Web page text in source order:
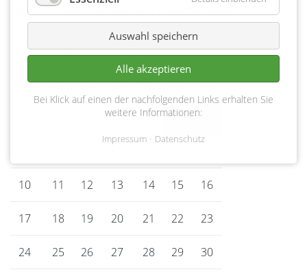
Lassen Sie sich mitreißen und seien Sie dabei!
August 2026 >
Montag
Dienstag
Mittwoch
Donnerstag
Freitag
Samstag
Sonntag
1 2
10 11 12 13 14 15 16
17 18 19 20 21 22 23
24 25 26 27 28 29 30
Auswahl speichern
Alle akzeptieren
Bei Klick auf einen der nachfolgenden Links erhalten Sie
weitere Informationen:
Impressum Datenschutz